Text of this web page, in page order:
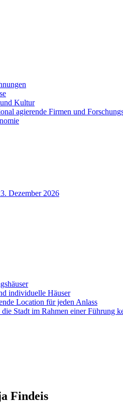
Kultur
agierende Firmen und
Dezember 2026
individuelle Häuser
Location für jeden Anlass
Stadt im Rahmen einer Führung
Findeis